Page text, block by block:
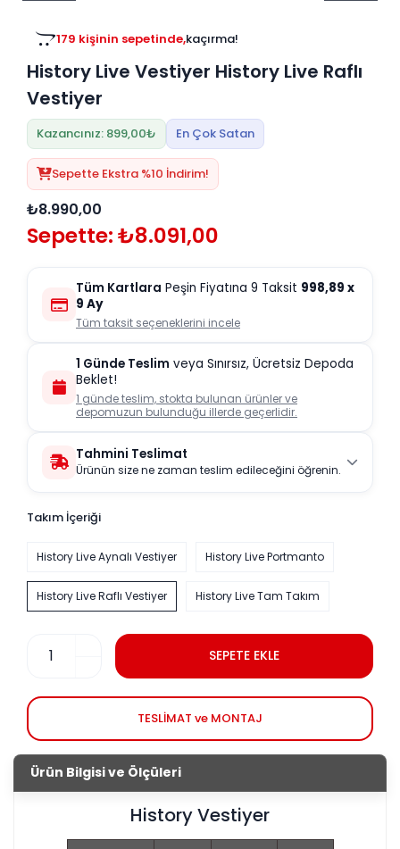
179 kişinin sepetinde,kaçırma!
History Live Vestiyer History Live Raflı
Vestiyer
Kazancınız: 899,00₺ En Çok Satan
Sepette Ekstra %10 İndirim!
₺8.990,00
Sepette: ₺8.091,00
Tüm Kartlara Peşin Fiyatına 9 Taksit 998,89 x
9 Ay
Tüm taksit seçeneklerini incele
1 Günde Teslim veya Sınırsız, Ücretsiz Depoda
Beklet!
1 günde teslim, stokta bulunan ürünler ve
depomuzun bulunduğu illerde geçerlidir.
Tahmini Teslimat
Ürünün size ne zaman teslim edileceğini öğrenin.
Takım İçeriği
History Live Aynalı Vestiyer History Live Portmanto
History Live Raflı Vestiyer History Live Tam Takım
SEPETE EKLE
TESLİMAT ve MONTAJ
Ürün Bilgisi ve Ölçüleri
History Vestiyer
Üniteleri/Sehpaları
Orta Sehpa
Orta Puflar
Oturma Odası
Puf Modelleri
Baza
Çalışma Masası
Duvar Rafı
Kitaplık
Oyun ve Aktivite
Tablo